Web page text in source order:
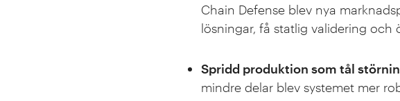
Chain Defense blev nya
lösningar, få statlig validering och
Spridd produktion som tål
mindre delar blev systemet mer